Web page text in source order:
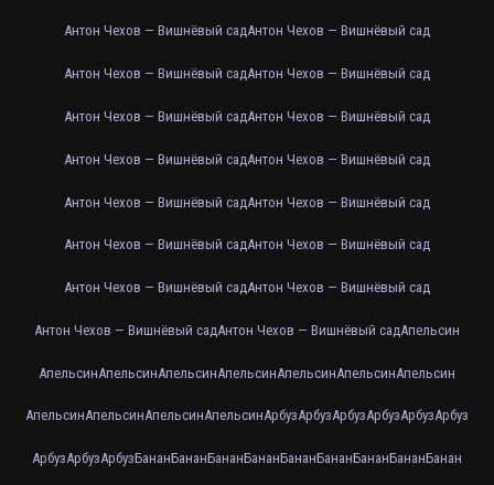
Антон Чехов — Вишнёвый садАнтон Чехов — Вишнёвый сад
Антон Чехов — Вишнёвый садАнтон Чехов — Вишнёвый сад
Антон Чехов — Вишнёвый садАнтон Чехов — Вишнёвый сад
Антон Чехов — Вишнёвый садАнтон Чехов — Вишнёвый сад
Антон Чехов — Вишнёвый садАнтон Чехов — Вишнёвый сад
Антон Чехов — Вишнёвый садАнтон Чехов — Вишнёвый сад
Антон Чехов — Вишнёвый садАнтон Чехов — Вишнёвый сад
Антон Чехов — Вишнёвый садАнтон Чехов — Вишнёвый садАпельсин
АпельсинАпельсинАпельсинАпельсинАпельсинАпельсинАпельсин
АпельсинАпельсинАпельсинАпельсинАрбузАрбузАрбузАрбузАрбузАрбуз
АрбузАрбузАрбузБананБананБананБананБананБананБананБананБанан